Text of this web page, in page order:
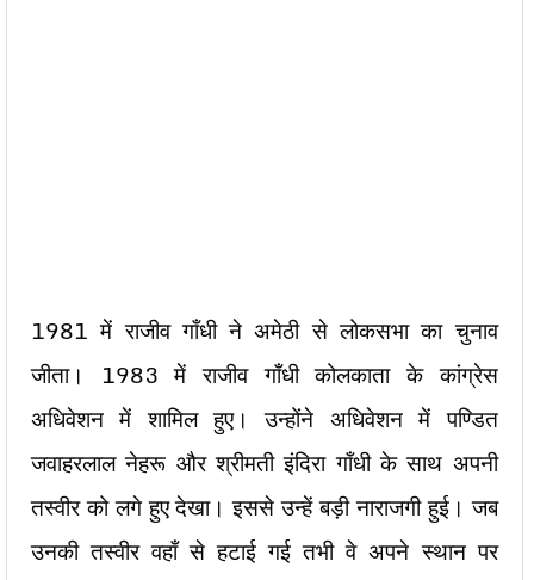
1981 में राजीव गाँधी ने अमेठी से लोकसभा का चुनाव
जीता। 1983 में राजीव गाँधी कोलकाता के कांग्रेस
अधिवेशन में शामिल हुए। उन्होंने अधिवेशन में पण्डित
जवाहरलाल नेहरू और श्रीमती इंदिरा गाँधी के साथ अपनी
तस्वीर को लगे हुए देखा। इससे उन्हें बड़ी नाराजगी हुई। जब
उनकी तस्वीर वहाँ से हटाई गई तभी वे अपने स्थान पर